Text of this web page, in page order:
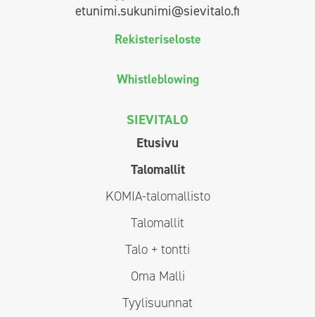
etunimi.sukunimi@sievitalo.fi
Rekisteriseloste
Whistleblowing
SIEVITALO
Etusivu
Talomallit
KOMIA-talomallisto
Talomallit
Talo + tontti
Oma Malli
Tyylisuunnat